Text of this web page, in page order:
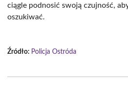
ciągle podnosić swoją czujność,
oszukiwać.
Źródło: Policja Ostróda